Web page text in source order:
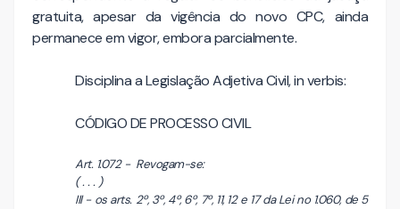
gratuita, apesar da vigência do novo CPC, ainda
permanece em vigor, embora parcialmente.
Disciplina a Legislação Adjetiva Civil, in verbis:
CÓDIGO DE PROCESSO CIVIL
Art. 1.072 - Revogam-se:
( . . . )
III - os arts. 2º, 3º, 4º, 6º, 7º, 11, 12 e 17 da Lei no 1.060, de 5